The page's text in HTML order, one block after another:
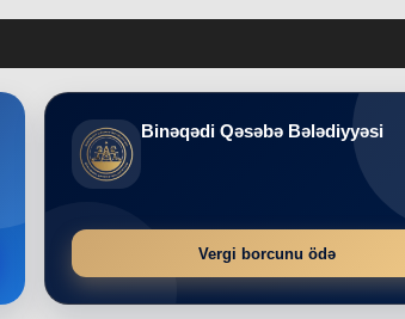
Binəqədi Qəsəbə Bələdiyyəsi
Vergi borcunu ödə